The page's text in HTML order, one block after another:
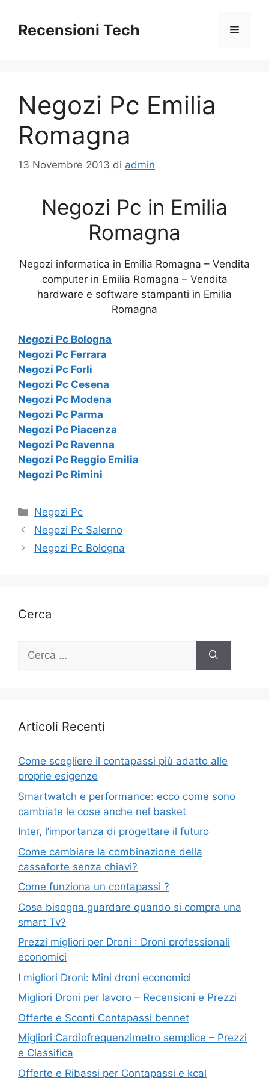
contenuto
Recensioni Tech Menu
Negozi Pc Emilia
Romagna
13 Novembre 2013 di admin
Negozi Pc in Emilia
Romagna
Negozi informatica in Emilia Romagna – Vendita
computer in Emilia Romagna – Vendita
hardware e software stampanti in Emilia
Romagna
Negozi Pc Bologna
Negozi Pc Ferrara
Negozi Pc Forli
Negozi Pc Cesena
Negozi Pc Modena
Negozi Pc Parma
Negozi Pc Piacenza
Negozi Pc Ravenna
Negozi Pc Reggio Emilia
Negozi Pc Rimini
Categorie
Negozi Pc
Negozi Pc Salerno
Negozi Pc Bologna
Cerca
Ricerca
Articoli Recenti
Come scegliere il contapassi più adatto alle
proprie esigenze
Smartwatch e performance: ecco come sono
cambiate le cose anche nel basket
Inter, l’importanza di progettare il futuro
Come cambiare la combinazione della
cassaforte senza chiavi?
Come funziona un contapassi ?
Cosa bisogna guardare quando si compra una
smart Tv?
Prezzi migliori per Droni : Droni professionali
economici
I migliori Droni: Mini droni economici
Migliori Droni per lavoro – Recensioni e Prezzi
Offerte e Sconti Contapassi bennet
Migliori Cardiofrequenzimetro semplice – Prezzi
e Classifica
Offerte e Ribassi per Contapassi e kcal